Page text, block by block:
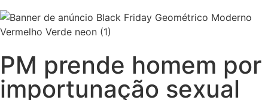
PM prende homem por
importunação sexual